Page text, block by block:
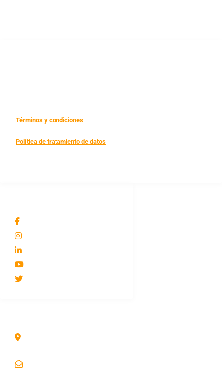
Términos y condiciones
Política de tratamiento de datos